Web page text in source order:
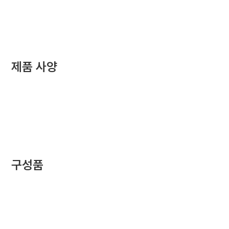
제품 사양
구성품